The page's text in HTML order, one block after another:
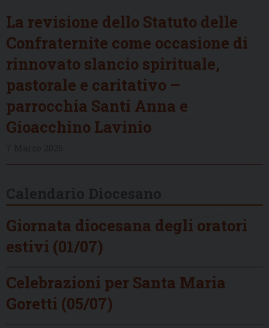
La revisione dello Statuto delle
Confraternite come occasione di
rinnovato slancio spirituale,
pastorale e caritativo –
parrocchia Santi Anna e
Gioacchino Lavinio
Giornata diocesana degli oratori
estivi (01/07)
Celebrazioni per Santa Maria
Goretti (05/07)